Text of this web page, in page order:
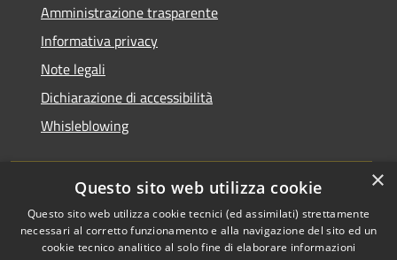
Amministrazione trasparente
Informativa privacy
Note legali
Dichiarazione di accessibilità
Whisleblowing
RSS
Accessibilità
Copyright © 2026 • Comune di
Foggia • Powered by
×
Questo sito web utilizza cookie
Questo sito web utilizza cookie tecnici (ed assimilati) strettamente
necessari al corretto funzionamento e alla navigazione del sito ed un
cookie tecnico analitico al solo fine di elaborare informazioni